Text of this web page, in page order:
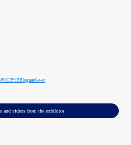
a-s/
and videos from the exhibitor